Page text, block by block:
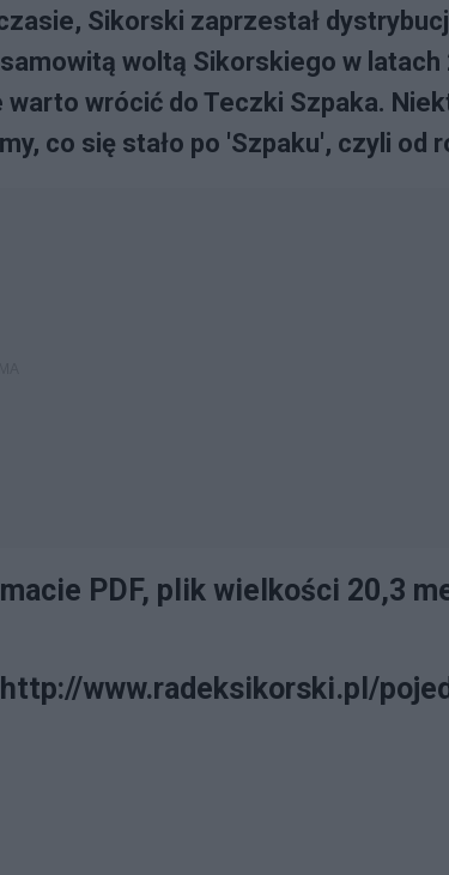
Sikorski zaprzestał
woltą Sikorskiego w
wrócić do Teczki Szpaka.
co się stało po 'Szpaku', czyli od
PDF, plik wielkości 20,3
www.radeksikorski.pl/